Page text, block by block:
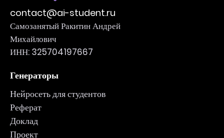
contact@ai-student.ru
Самозанятый Ракитин Андрей
Михайлович
ИНН: 325704197667
Генераторы
Нейросеть для студентов
Реферат
Доклад
Проект